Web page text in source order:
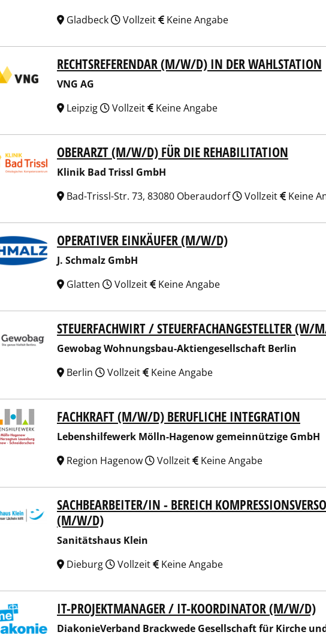
Gladbeck
Vollzeit Keine Angabe
RECHTSREFERENDAR (M/W/D) IN DER WAHLSTATION
VNG AG
Leipzig
Vollzeit Keine Angabe
Bad Trissl GmbHOBERARZT (M/W/D) FÜR DIE REHABILITATION
Klinik Bad Trissl GmbH
Bad-Trissl-Str. 73, 83080 Oberaudorf
Vollzeit Keine
GmbH OPERATIVER EINKÄUFER (M/W/D)
J. Schmalz GmbH
Glatten
Vollzeit Keine Angabe
Wohnungsbau-Aktiengesellschaft Berlin
STEUERFACHWIRT / STEUERFACHANGESTELLTER (W/
Gewobag Wohnungsbau-Aktiengesellschaft Berlin
Berlin
Vollzeit Keine Angabe
Mölln-Hagenow gemeinnützige GmbH
FACHKRAFT (M/W/D) BERUFLICHE INTEGRATION
Lebenshilfewerk Mölln-Hagenow gemeinnützige GmbH
Region Hagenow
Vollzeit Keine Angabe
KleinSACHBEARBEITER/IN - BEREICH
(M/W/D)
Sanitätshaus Klein
Dieburg
Vollzeit Keine Angabe
Brackwede Gesellschaft für Kirche und Diakonie mbH
IT-PROJEKTMANAGER / IT-KOORDINATOR (M/W/D)
DiakonieVerband Brackwede Gesellschaft für Kirche